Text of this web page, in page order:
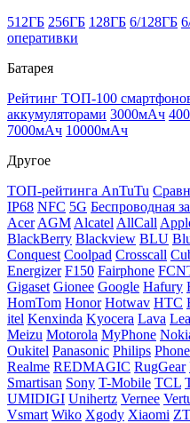
512ГБ 256ГБ 128ГБ 6/128ГБ
оперативки
Батарея
Рейтинг ТОП-100
аккумуляторами 3000мАч
7000мАч 10000мАч
Другое
ТОП-рейтинга AnTuTu
IP68 NFC 5G Беспроводная
Acer AGM Alcatel AllCall
BlackBerry Blackview BLU
Conquest Coolpad Crosscall
Energizer F150 Fairphone
Gigaset Gionee Google Hafury
HomTom Honor Hotwav HTC
itel Kenxinda Kyocera Lava
Meizu Motorola MyPhone
Oukitel Panasonic Philips
Realme REDMAGIC RugGear
Smartisan Sony T-Mobile TCL
UMIDIGI Unihertz Vernee
Vsmart Wiko Xgody Xiaomi